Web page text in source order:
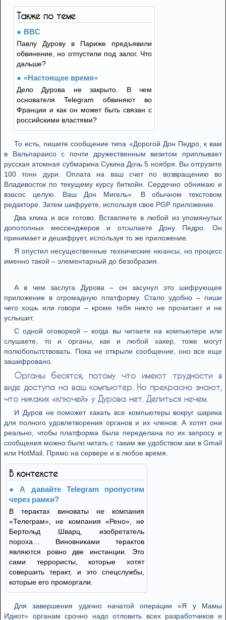
Также по теме
BBC
Павлу Дурову в Париже предъявили
обвинение, но отпустили под залог. Что
дальше?
«Настоящее время»
Дело Дурова не закрыто. В чем
основателя Telegram обвиняют во
Франции и как он может быть связан с
российскими властями?
То есть, пишите сообщение типа «Дорогой Дон Педро, к вам
в Вальпараисо с почти дружественным визитом приплывает
русская атомная субмарина Сукина Дочь 5 ноября. Вы отгрузите
100 тонн дури. Оплата на ваш счет по возвращению во
Владивосток по текущему курсу биткойн. Сердечно обнимаю и
взасос целую. Ваш Дон Мигель». В обычном текстовом
редакторе. Затем шифруете, используя свое PGP приложение.
Два клика и все готово. Вставляете в любой из упомянутых
допотопных мессенджеров и отсылаете Дону Педро. Он
принимает и дешифрует, используя то же приложение.
Я опустил несущественные технические нюансы, но процесс
именно такой – элементарный до безобразия.
А в чем заслуга Дурова – он засунул это шифрующее
приложение в огромадную платформу. Стало удобно – пиши
чего хошь или говори – кроме тебя никто не прочитает и не
услышит.
С одной оговоркой – когда вы читаете на компьютере или
слушаете, то и органы, как и любой хакер, тоже могут
полюбопытствовать. Пока не открыли сообщение, оно все еще
зашифровано.
Органы бесятся, потому чтo имеют трудности в
виде доступа на ваш компьютер. Но прекрасно знают,
что никаких «ключей» у Дурова нет. Делиться нечем.
И Дуров не поможет хакать все компьютеры вокруг шарика
для полного удовлетворения органов и их членов. А хотят они
реально, чтобы платформа была переделана по их запросу и
сообщения можно было читать с таким же удобством аки в Gmail
или HotMail. Прямо на сервере и в любое время.
В контексте
А давайте Telegram пропустим
через рамки?
В терактах виноваты не компания
«Телеграм», не компания «Рено», не
Бертольд Шварц, изобретатель
пороха… Виновниками терактов
являются ровно две инстанции. Это
сами террористы, которые хотят
совершить теракт, и это спецслужбы,
которые его проморгали.
Для завершения удачно начатой операции «Я у Мамы
Идиот» органам срочно надо отловить всех разработчиков и